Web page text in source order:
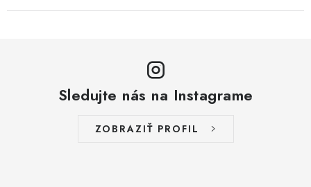
Sledujte nás na Instagrame
ZOBRAZIŤ PROFIL